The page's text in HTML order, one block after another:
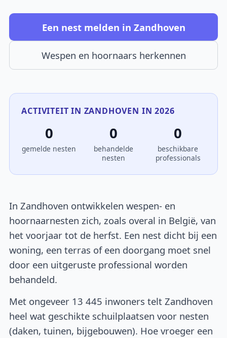
Een nest melden in Zandhoven
Wespen en hoornaars herkennen
ACTIVITEIT IN ZANDHOVEN IN 2026
0
gemelde nesten
0
behandelde
nesten
0
beschikbare
professionals
In Zandhoven ontwikkelen wespen- en
hoornaarnesten zich, zoals overal in België, van
het voorjaar tot de herfst. Een nest dicht bij een
woning, een terras of een doorgang moet snel
door een uitgeruste professional worden
behandeld.
Met ongeveer 13 445 inwoners telt Zandhoven
heel wat geschikte schuilplaatsen voor nesten
(daken, tuinen, bijgebouwen). Hoe vroeger een